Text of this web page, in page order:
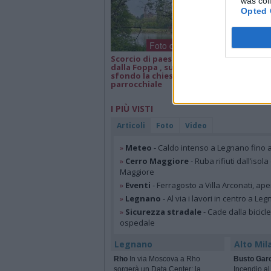
Opted
Foto dei lettori
Scorcio di paesaggio
dalla Foppa , sullo
sfondo la chiesa
parrocchiale
Isa e Lele 50
I PIÙ VISTI
Articoli Foto Video
» Meteo - Caldo intenso a Legnano fino
» Cerro Maggiore- Ruba rifiuti
Maggiore
» Eventi - Ferragosto a Villa Arconati,
» Legnano - Al via i lavori in centro a
» Sicurezza stradale- Cade dalla
ospedale
Legnano
Rho In via Moscova a Rho
Alto
Busto